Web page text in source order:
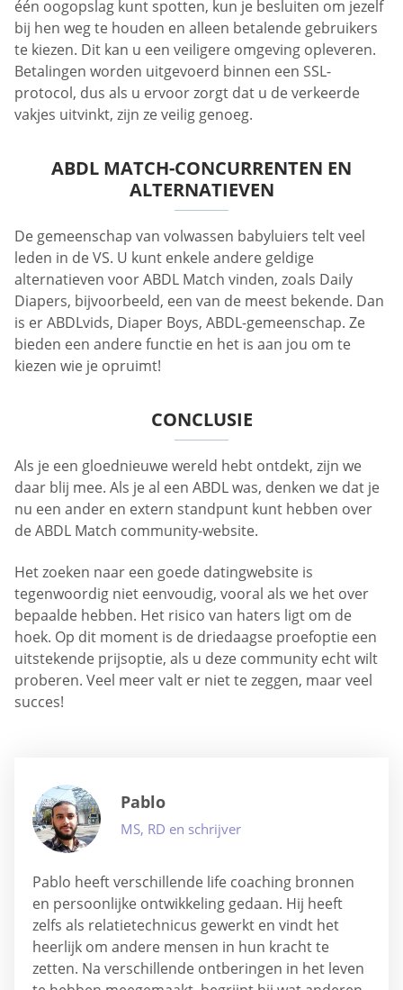
één oogopslag kunt spotten, kun je besluiten om jezelf
bij hen weg te houden en alleen betalende gebruikers
te kiezen. Dit kan u een veiligere omgeving opleveren.
Betalingen worden uitgevoerd binnen een SSL-
protocol, dus als u ervoor zorgt dat u de verkeerde
vakjes uitvinkt, zijn ze veilig genoeg.
ABDL MATCH-CONCURRENTEN EN
ALTERNATIEVEN
De gemeenschap van volwassen babyluiers telt veel
leden in de VS. U kunt enkele andere geldige
alternatieven voor ABDL Match vinden, zoals Daily
Diapers, bijvoorbeeld, een van de meest bekende. Dan
is er ABDLvids, Diaper Boys, ABDL-gemeenschap. Ze
bieden een andere functie en het is aan jou om te
kiezen wie je opruimt!
CONCLUSIE
Als je een gloednieuwe wereld hebt ontdekt, zijn we
daar blij mee. Als je al een ABDL was, denken we dat je
nu een ander en extern standpunt kunt hebben over
de ABDL Match community-website.
Het zoeken naar een goede datingwebsite is
tegenwoordig niet eenvoudig, vooral als we het over
bepaalde hebben. Het risico van haters ligt om de
hoek. Op dit moment is de driedaagse proefoptie een
uitstekende prijsoptie, als u deze community echt wilt
proberen. Veel meer valt er niet te zeggen, maar veel
succes!
Pablo
MS, RD en schrijver
Pablo heeft verschillende life coaching bronnen
en persoonlijke ontwikkeling gedaan. Hij heeft
zelfs als relatietechnicus gewerkt en vindt het
heerlijk om andere mensen in hun kracht te
zetten. Na verschillende ontberingen in het leven